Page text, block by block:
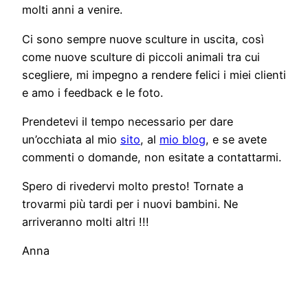
molti anni a venire.
Ci sono sempre nuove sculture in uscita, così
come nuove sculture di piccoli animali tra cui
scegliere, mi impegno a rendere felici i miei clienti
e amo i feedback e le foto.
Prendetevi il tempo necessario per dare
un’occhiata al mio sito, al mio blog, e se avete
commenti o domande, non esitate a contattarmi.
Spero di rivedervi molto presto! Tornate a
trovarmi più tardi per i nuovi bambini. Ne
arriveranno molti altri !!!
Anna